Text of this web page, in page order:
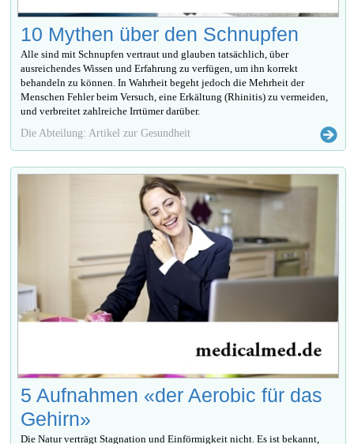
10 Mythen über den Schnupfen
Alle sind mit Schnupfen vertraut und glauben tatsächlich, über
ausreichendes Wissen und Erfahrung zu verfügen, um ihn korrekt
behandeln zu können. In Wahrheit begeht jedoch die Mehrheit der
Menschen Fehler beim Versuch, eine Erkältung (Rhinitis) zu vermeiden,
und verbreitet zahlreiche Irrtümer darüber.
Die Abteilung: Artikel zur Gesundheit
5 Aufnahmen «der Aerobic für das
Gehirn»
Die Natur verträgt Stagnation und Einförmigkeit nicht. Es ist bekannt,